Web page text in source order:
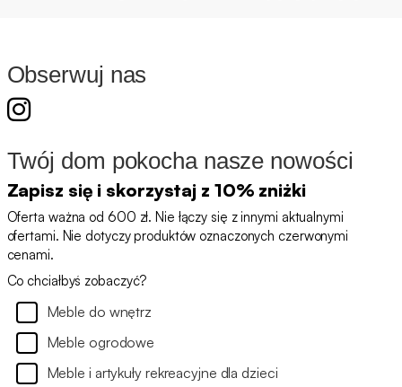
Obserwuj nas
Twój dom pokocha nasze nowości
Zapisz się i skorzystaj z 10% zniżki
Oferta ważna od 600 zł. Nie łączy się z innymi aktualnymi
ofertami. Nie dotyczy produktów oznaczonych czerwonymi
cenami.
Co chciałbyś zobaczyć?
Meble do wnętrz
Meble ogrodowe
Meble i artykuły rekreacyjne dla dzieci